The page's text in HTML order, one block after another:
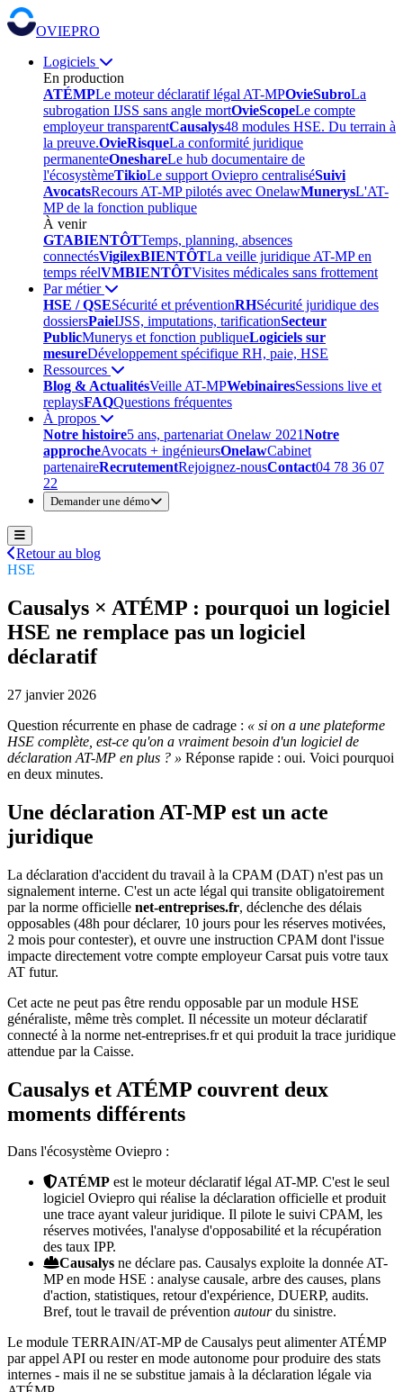
OVIEPRO
Logiciels
En production
ATÉMPLe moteur déclaratif légal AT-MPOvieSubroLa
subrogation IJSS sans angle mortOvieScopeLe compte
employeur transparentCausalys48 modules HSE. Du terrain à
la preuve.OvieRisqueLa conformité juridique
permanenteOneshareLe hub documentaire de
l'écosystèmeTikioLe support Oviepro centraliséSuivi
AvocatsRecours AT-MP pilotés avec OnelawMunerysL'AT-
MP de la fonction publique
À venir
GTABIENTÔTTemps, planning, absences
connectésVigilexBIENTÔTLa veille juridique AT-MP en
temps réelVMBIENTÔTVisites médicales sans frottement
Par métier
HSE / QSESécurité et préventionRHSécurité juridique des
dossiersPaieIJSS, imputations, tarificationSecteur
PublicMunerys et fonction publiqueLogiciels sur
mesureDéveloppement spécifique RH, paie, HSE
Ressources
Blog & ActualitésVeille AT-MPWebinairesSessions live et
replaysFAQQuestions fréquentes
À propos
Notre histoire5 ans, partenariat Onelaw 2021Notre
approcheAvocats + ingénieursOnelawCabinet
partenaireRecrutementRejoignez-nousContact04 78 36 07
22
Demander une démo
Retour au blog
HSE
Causalys × ATÉMP : pourquoi un logiciel
HSE ne remplace pas un logiciel
déclaratif
27 janvier 2026
Question récurrente en phase de cadrage : « si on a une plateforme
HSE complète, est-ce qu'on a vraiment besoin d'un logiciel de
déclaration AT-MP en plus ? » Réponse rapide : oui. Voici pourquoi
en deux minutes.
Une déclaration AT-MP est un acte
juridique
La déclaration d'accident du travail à la CPAM (DAT) n'est pas un
signalement interne. C'est un acte légal qui transite obligatoirement
par la norme officielle net-entreprises.fr, déclenche des délais
opposables (48h pour déclarer, 10 jours pour les réserves motivées,
2 mois pour contester), et ouvre une instruction CPAM dont l'issue
impacte directement votre compte employeur Carsat puis votre taux
AT futur.
Cet acte ne peut pas être rendu opposable par un module HSE
généraliste, même très complet. Il nécessite un moteur déclaratif
connecté à la norme net-entreprises.fr et qui produit la trace juridique
attendue par la Caisse.
Causalys et ATÉMP couvrent deux
moments différents
Dans l'écosystème Oviepro :
ATÉMP est le moteur déclaratif légal AT-MP. C'est le seul
logiciel Oviepro qui réalise la déclaration officielle et produit
une trace ayant valeur juridique. Il pilote le suivi CPAM, les
réserves motivées, l'analyse d'opposabilité et la récupération
des taux IPP.
Causalys ne déclare pas. Causalys exploite la donnée AT-
MP en mode HSE : analyse causale, arbre des causes, plans
d'action, statistiques, retour d'expérience, DUERP, audits.
Bref, tout le travail de prévention autour du sinistre.
Le module TERRAIN/AT-MP de Causalys peut alimenter ATÉMP
par appel API ou rester en mode autonome pour produire des stats
internes - mais il ne se substitue jamais à la déclaration légale via